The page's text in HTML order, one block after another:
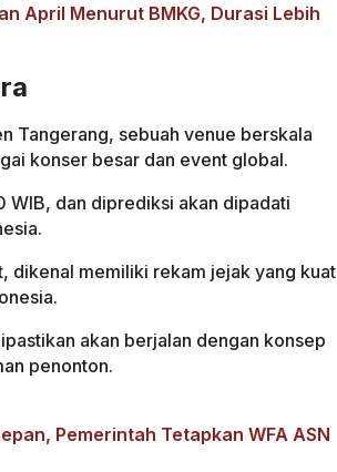
April Menurut BMKG, Durasi Lebih
Tangerang, sebuah venue berskala
konser besar dan event global.
WIB, dan diprediksi akan dipadati
dikenal memiliki rekam jejak yang kuat
akan berjalan dengan konsep
penonton.
Pemerintah Tetapkan WFA ASN